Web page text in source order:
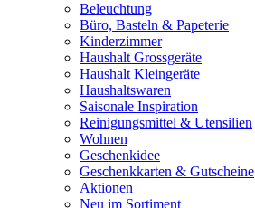
Beleuchtung
Büro, Basteln & Papeterie
Kinderzimmer
Haushalt Grossgeräte
Haushalt Kleingeräte
Haushaltswaren
Saisonale Inspiration
Reinigungsmittel & Utensilien
Wohnen
Geschenkidee
Geschenkkarten & Gutscheine
Aktionen
Neu im Sortiment